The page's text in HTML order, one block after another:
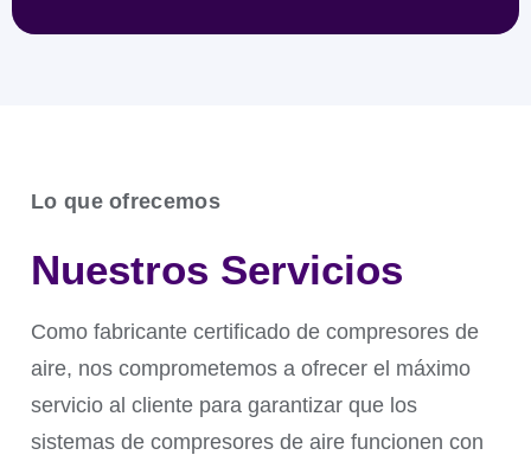
Los generadores de nitrógeno para la industria del
suministrar nitrógeno in situ para purga de
tuberías, pruebas de presión, inertización de
de explosión.
Lo que ofrecemos
Nuestros Servicios
Como fabricante certificado de compresores de
aire, nos comprometemos a ofrecer el máximo
servicio al cliente para garantizar que los
sistemas de compresores de aire funcionen con